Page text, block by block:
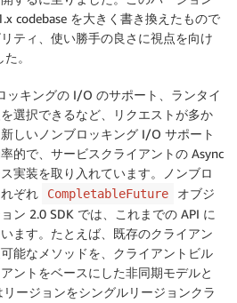
codebase を大きく書き換えたもので
ティ、使い勝手の良さに視点を向け
。
ッキングの I/O のサポート、ランタイ
選択できるなど、リクエストが多か
しいノンブロッキング I/O サポート
的で、サービスクライアントの Async
実装を取り入れています。ノンブロ
ぞれ
CompletableFuture
オブジ
ン 2.0 SDK では、これまでの API に
ます。たとえば、既存のクライアン
能なメソッドを、クライアントビル
ントをベースにした非同期モデルと
ージョンをシングルリージョンクラ